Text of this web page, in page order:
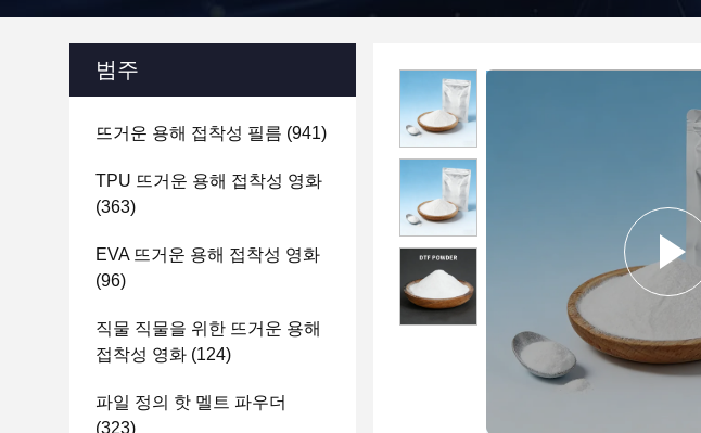
범주
뜨거운 용해 접착성 필름 (941)
TPU 뜨거운 용해 접착성 영화
(363)
EVA 뜨거운 용해 접착성 영화
(96)
직물 직물을 위한 뜨거운 용해
접착성 영화 (124)
파일 정의 핫 멜트 파우더
(323)